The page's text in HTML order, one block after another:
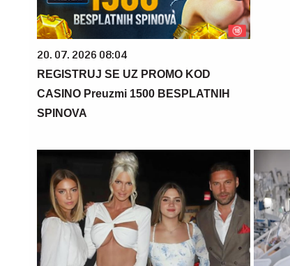
20. 07. 2026 08:04
REGISTRUJ SE UZ PROMO KOD
CASINO Preuzmi 1500 BESPLATNIH
SPINOVA